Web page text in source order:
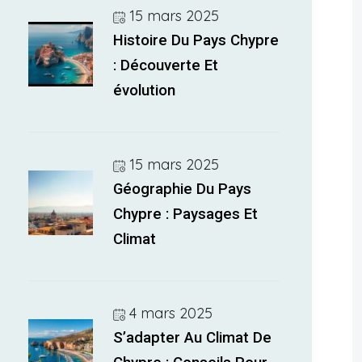
15 mars 2025
Histoire Du Pays Chypre
: Découverte Et
évolution
15 mars 2025
Géographie Du Pays
Chypre : Paysages Et
Climat
4 mars 2025
S’adapter Au Climat De